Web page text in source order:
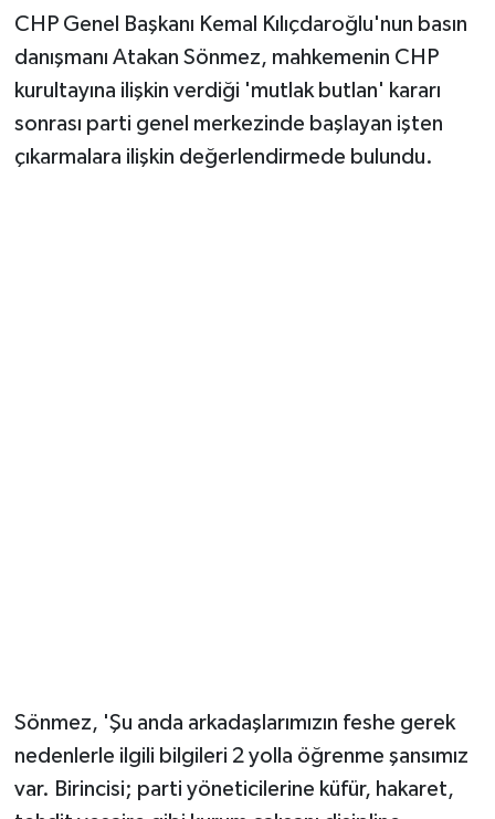
CHP Genel Başkanı Kemal Kılıçdaroğlu'nun basın
danışmanı Atakan Sönmez, mahkemenin CHP
kurultayına ilişkin verdiği 'mutlak butlan' kararı
sonrası parti genel merkezinde başlayan işten
çıkarmalara ilişkin değerlendirmede bulundu.
Sönmez, 'Şu anda arkadaşlarımızın feshe gerek
nedenlerle ilgili bilgileri 2 yolla öğrenme şansımız
var. Birincisi; parti yöneticilerine küfür, hakaret,